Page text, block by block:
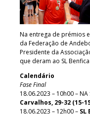
Na entrega de prémios
da Federação de
Presidente da
que deram ao SL
Calendário
Fase Final
18.06.2023 – 10h00 –
Carvalhos, 29-32 (15-
18.06.2023 – 12h00 – SL